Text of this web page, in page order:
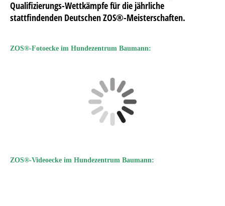
Qualifizierungs-Wettkämpfe für die jährliche
stattfindenden Deutschen ZOS®-Meisterschaften.
ZOS®-Fotoecke im Hundezentrum Baumann:
ZOS®-Videoecke im Hundezentrum Baumann: